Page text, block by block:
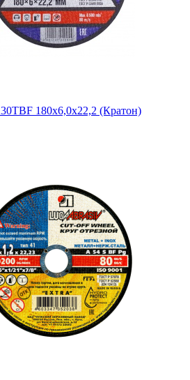
180х6,0х22,2 (Кратон)